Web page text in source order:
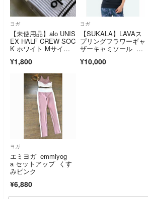
ヨガ
【未使用品】alo UNIS
EX HALF CREW SOC
K ホワイト Mサイ
¥1,800
ヨガ
【SUKALA】LAVAス
プリングフラワーギャ
ザーキャミソール L
¥10,000
ヨガ
エミヨガ emmiyog
a セットアップ くす
みピンク
¥6,880